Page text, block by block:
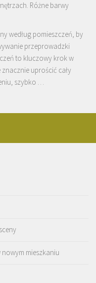
Różne barwy
według pomieszczeń, by
przeprowadzki
to kluczowy krok w
uprościć cały
szybko …
mieszkaniu